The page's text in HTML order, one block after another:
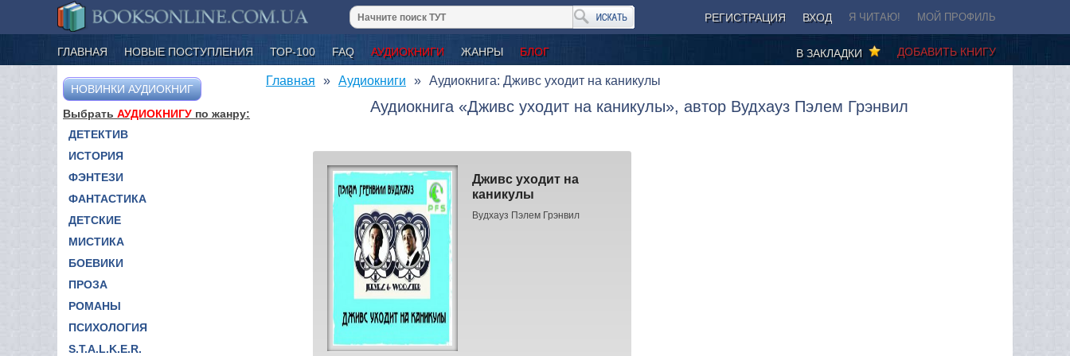
РЕГИСТРАЦИЯ ВХОД Я ЧИТАЮ! МОЙ ПРОФИЛЬ
ГЛАВНАЯ НОВЫЕ ПОСТУПЛЕНИЯ ТОР-100 FAQ АУДИОКНИГИ ЖАНРЫ БЛОГ ДОБАВИТЬ КНИГУ
В ЗАКЛАДКИ
НОВИНКИ АУДИОКНИГ
Выбрать АУДИОКНИГУ по жанру:
ДЕТЕКТИВ
ИСТОРИЯ
ФЭНТЕЗИ
ФАНТАСТИКА
ДЕТСКИЕ
МИСТИКА
БОЕВИКИ
ПРОЗА
РОМАНЫ
ПСИХОЛОГИЯ
S.T.A.L.K.E.R.
Главная Аудиокниги Аудиокнига: Дживс уходит на каникулы
Аудиокнига «Дживс уходит на каникулы», автор Вудхауз Пэлем Грэнвил
Дживс уходит на
каникулы
Вудхауз Пэлем Грэнвил